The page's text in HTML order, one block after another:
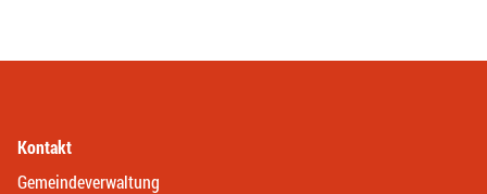
Kontakt
Gemeindeverwaltung